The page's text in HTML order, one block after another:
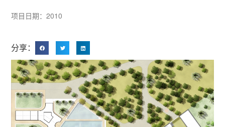
项目日期：2010
分享：